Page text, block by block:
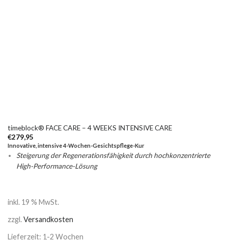
timeblock® FACE CARE – 4 WEEKS INTENSIVE CARE
€279,95
Innovative, intensive 4-Wochen-Gesichtspflege-Kur
Steigerung der Regenerationsfähigkeit durch hochkonzentrierte
High-Performance-Lösung
inkl. 19 % MwSt.
zzgl.Versandkosten
Lieferzeit: 1-2 Wochen